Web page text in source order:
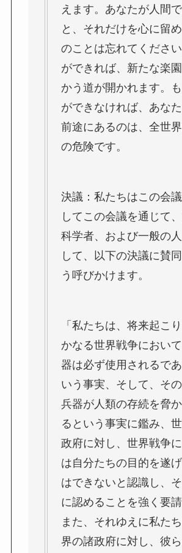
えます。あなたが人間
と、それだけを心に留
のことは忘れてくださ
ができれば、新たな楽
かう道が開かれます。
ができなければ、あな
前途にあるのは、全世
の危険です。
決議：私たちはこの会
してこの会議を通じて
科学者、および一般の
して、以下の決議に賛
う呼びかけます。
「私たちは、将来起こ
かなる世界戦争におい
器は必ず使用されるで
いう事実、そして、そ
兵器が人類の存続を脅
るという事実に鑑み、
政府に対し、世界戦争
は自分たちの目的を遂
はできないと認識し、
に認めることを強く要請
また、それゆえに私た
界の諸政府に対し、彼